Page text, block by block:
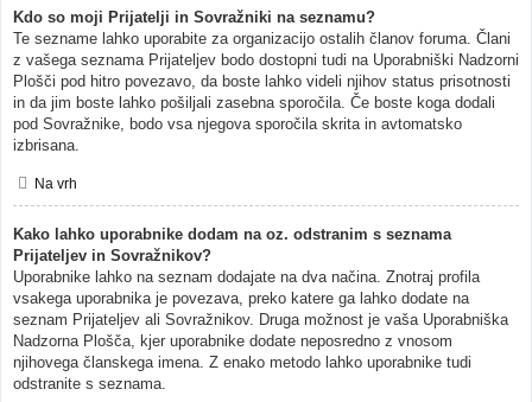
Kdo so moji Prijatelji in Sovražniki na seznamu?
Te sezname lahko uporabite za organizacijo ostalih članov foruma. Člani
z vašega seznama Prijateljev bodo dostopni tudi na Uporabniški Nadzorni
Plošči pod hitro povezavo, da boste lahko videli njihov status prisotnosti
in da jim boste lahko pošiljali zasebna sporočila. Če boste koga dodali
pod Sovražnike, bodo vsa njegova sporočila skrita in avtomatsko
izbrisana.
Na vrh
Kako lahko uporabnike dodam na oz. odstranim s seznama
Prijateljev in Sovražnikov?
Uporabnike lahko na seznam dodajate na dva načina. Znotraj profila
vsakega uporabnika je povezava, preko katere ga lahko dodate na
seznam Prijateljev ali Sovražnikov. Druga možnost je vaša Uporabniška
Nadzorna Plošča, kjer uporabnike dodate neposredno z vnosom
njihovega članskega imena. Z enako metodo lahko uporabnike tudi
odstranite s seznama.